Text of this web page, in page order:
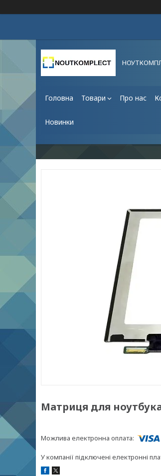
Головна Товари Про нас
Новинки
Матриця для
У компанії підключені електронні